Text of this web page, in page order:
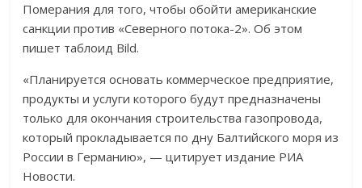
Померания для того, чтобы обойти американские
санкции против «Северного потока-2». Об этом
пишет таблоид Bild.
«Планируется основать коммерческое предприятие,
продукты и услуги которого будут предназначены
только для окончания строительства газопровода,
который прокладывается по дну Балтийского моря из
России в Германию», — цитирует издание РИА
Новости.